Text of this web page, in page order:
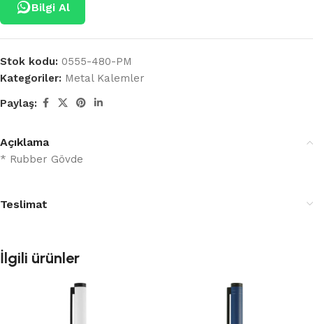
Bilgi Al
Stok kodu: 0555-480-PM
Kategoriler: Metal Kalemler
Paylaş:
Açıklama
* Rubber Gövde
Teslimat
İlgili ürünler